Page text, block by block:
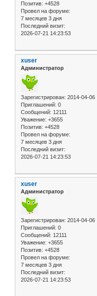
Позитив: +4528
Провел на форуме:
7 месяцев 3 дня
Последний визит:
2026-07-21 14:23:53
xuser
Администратор
Зарегистрирован: 2014-04-06
Приглашений: 0
Сообщений: 12111
Уважение: +3655
Позитив: +4528
Провел на форуме:
7 месяцев 3 дня
Последний визит:
2026-07-21 14:23:53
xuser
Администратор
Зарегистрирован: 2014-04-06
Приглашений: 0
Сообщений: 12111
Уважение: +3655
Позитив: +4528
Провел на форуме:
7 месяцев 3 дня
Последний визит:
2026-07-21 14:23:53